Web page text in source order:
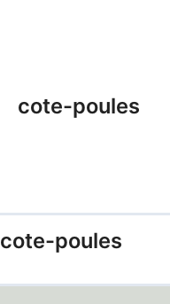
cote-poules
cote-poules